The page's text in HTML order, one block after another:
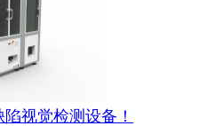
视觉检测设备！